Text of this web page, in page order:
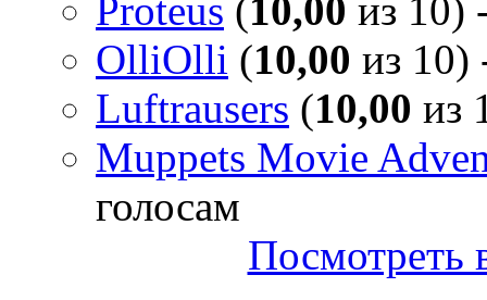
Proteus (10,00 из 10)
OlliOlli (10,00 из 10)
Luftrausers (10,00 из
Muppets Movie
голосам
Посмотреть